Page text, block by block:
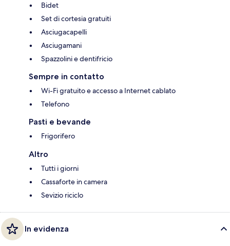
Bidet
Set di cortesia gratuiti
Asciugacapelli
Asciugamani
Spazzolini e dentifricio
Sempre in contatto
Wi-Fi gratuito e accesso a Internet cablato
Telefono
Pasti e bevande
Frigorifero
Altro
Tutti i giorni
Cassaforte in camera
Sevizio riciclo
In evidenza